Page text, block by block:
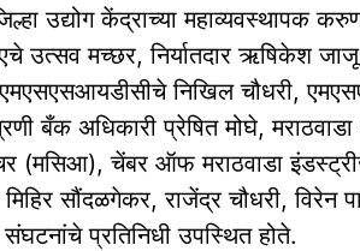
उद्योग केंद्राच्या महाव्यवस्थापक
उत्सव मच्छर, निर्यातदार ऋषिकेश
निखिल चौधरी,
बँक अधिकारी प्रेषित मोघे,
(मसिआ), चेंबर ऑफ मराठवाडा
मिहिर सौंदळगेकर, राजेंद्र चौधरी,
प्रतिनिधी उपस्थित होते.